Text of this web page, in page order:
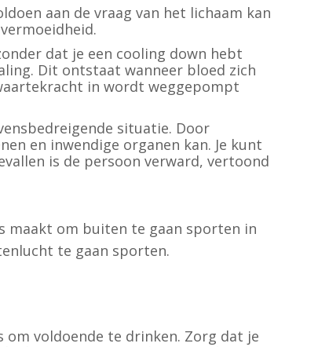
aan de vraag van het lichaam kan
dat je een cooling down hebt
Dit ontstaat wanneer bloed zich
in wordt weggepompt
situatie. Door
en inwendige organen kan. Je kunt
is de persoon verward, vertoond
maakt om buiten te gaan sporten in
te gaan sporten.
voldoende te drinken. Zorg dat je